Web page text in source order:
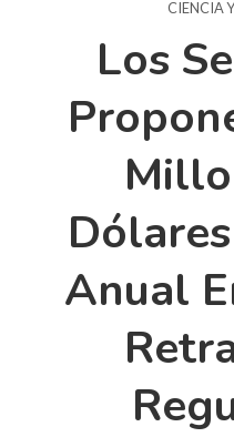
CIENCIA
Los
Anual